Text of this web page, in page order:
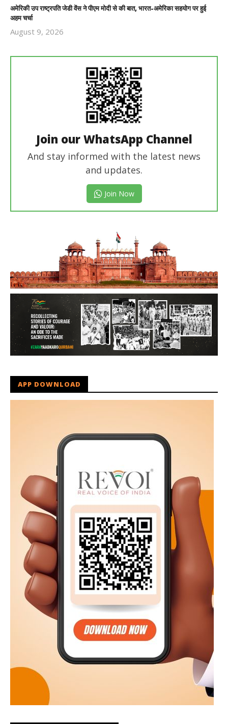
अमेरिकी उप राष्ट्रपति जेडी वेंस ने पीएम मोदी से की बात, भारत-अमेरिका सहयोग पर हुई
अहम चर्चा
August 9, 2026
Join our WhatsApp Channel
And stay informed with the latest news
and updates.
Join Now
APP DOWNLOAD